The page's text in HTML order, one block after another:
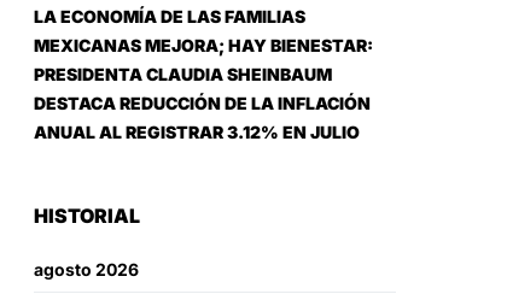
LA ECONOMÍA DE LAS FAMILIAS
MEXICANAS MEJORA; HAY BIENESTAR:
PRESIDENTA CLAUDIA SHEINBAUM
DESTACA REDUCCIÓN DE LA INFLACIÓN
ANUAL AL REGISTRAR 3.12% EN JULIO
HISTORIAL
agosto 2026